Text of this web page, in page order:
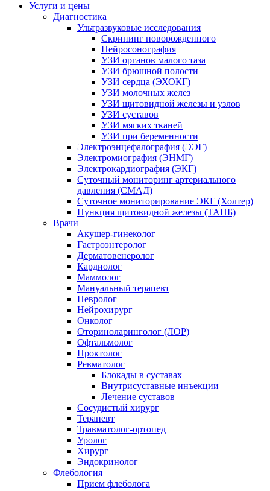
Услуги и цены
Диагностика
Ультразвуковые исследования
Скрининг новорожденного
Нейросонография
УЗИ органов малого таза
УЗИ брюшной полости
УЗИ сердца (ЭХОКГ)
УЗИ молочных желез
УЗИ щитовидной железы и узлов
УЗИ суставов
УЗИ мягких тканей
УЗИ при беременности
Электроэнцефалография (ЭЭГ)
Электромиография (ЭНМГ)
Электрокардиография (ЭКГ)
Суточный мониторинг артериального
давления (СМАД)
Суточное мониторирование ЭКГ (Холтер)
Пункция щитовидной железы (ТАПБ)
Врачи
Акушер-гинеколог
Гастроэнтеролог
Дерматовенеролог
Кардиолог
Маммолог
Мануальный терапевт
Невролог
Нейрохирург
Онколог
Оториноларинголог (ЛОР)
Офтальмолог
Проктолог
Ревматолог
Блокады в суставах
Внутрисуставные инъекции
Лечение суставов
Сосудистый хирург
Терапевт
Травматолог-ортопед
Уролог
Хирург
Эндокринолог
Флебология
Прием флеболога